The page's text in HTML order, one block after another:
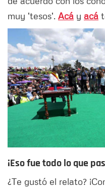
muy 'tesos'. Acá y acá
¡Eso fue todo lo que
¿Te gustó el relato?